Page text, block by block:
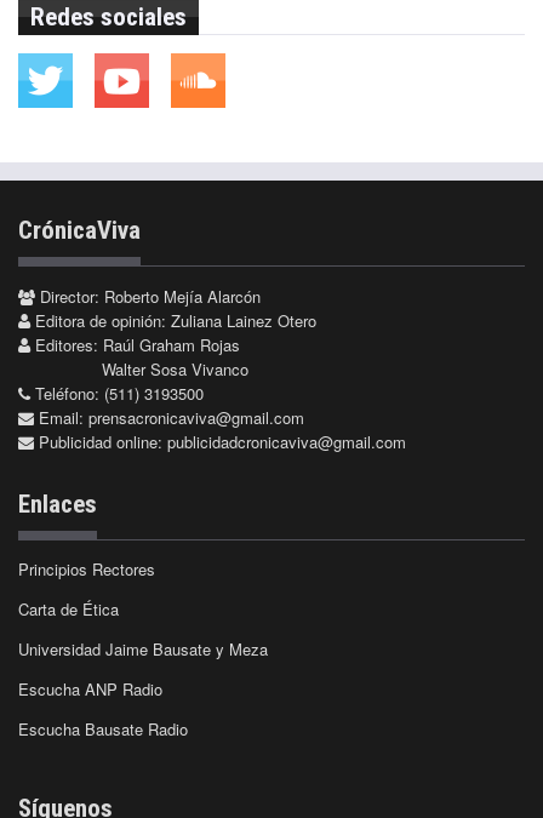
Redes sociales
CrónicaViva
Director: Roberto Mejía Alarcón
Editora de opinión: Zuliana Lainez Otero
Editores: Raúl Graham Rojas
Walter Sosa Vivanco
Teléfono: (511) 3193500
Email: prensacronicaviva@gmail.com
Publicidad online: publicidadcronicaviva@gmail.com
Enlaces
Principios Rectores
Carta de Ética
Universidad Jaime Bausate y Meza
Escucha ANP Radio
Escucha Bausate Radio
Síguenos